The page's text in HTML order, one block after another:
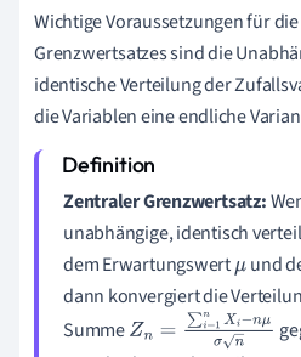
Wichtige Voraussetzungen für
Grenzwertsatzes sind die
identische Verteilung der
die Variablen eine endliche
Zentraler Grenzwertsatz:
unabhängige, identisch
dem Erwartungswertμ und
dann konvergiert die
SummeZn= ∑i= 1nXi−nμσn